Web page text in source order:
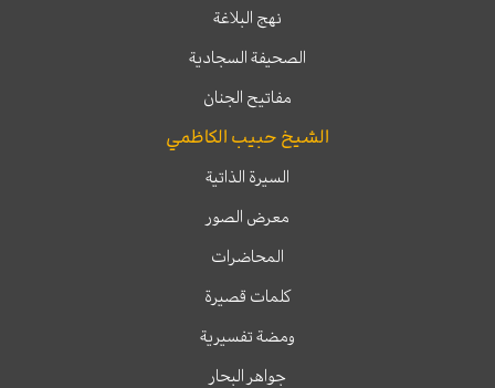
نهج البلاغة
الصحيفة السجادية
مفاتيح الجنان
الشيخ حبيب الكاظمي
السيرة الذاتية
معرض الصور
المحاضرات
كلمات قصيرة
ومضة تفسيرية
جواهر البحار